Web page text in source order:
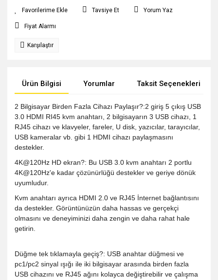
Tavsiye Et Yorum Yaz
Fiyat Alarmı
Karşılaştır
Ürün Bilgisi Yorumlar Taksit Seçenekleri
2 Bilgisayar Birden Fazla Cihazı Paylaşır?:2 giriş 5 çıkış USB
3.0 HDMI RI45 kvm anahtarı, 2 bilgisayarın 3 USB cihazı, 1
RJ45 cihazı ve klavyeler, fareler, U disk, yazıcılar, tarayıcılar,
USB kameralar vb. gibi 1 HDMI cihazı paylaşmasını
destekler.
4K@120Hz HD ekran?: Bu USB 3.0 kvm anahtarı 2 portlu
4K@120Hz'e kadar çözünürlüğü destekler ve geriye dönük
uyumludur.
Kvm anahtarı ayrıca HDMI 2.0 ve RJ45 İnternet bağlantısını
da destekler. Görüntünüzün daha hassas ve gerçekçi
olmasını ve deneyiminizi daha zengin ve daha rahat hale
getirin.
Düğme tek tıklamayla geçiş?: USB anahtar düğmesi ve
pc1/pc2 sinyal ışığı ile iki bilgisayar arasında birden fazla
USB cihazını ve RJ45 ağını kolayca değiştirebilir ve çalışma